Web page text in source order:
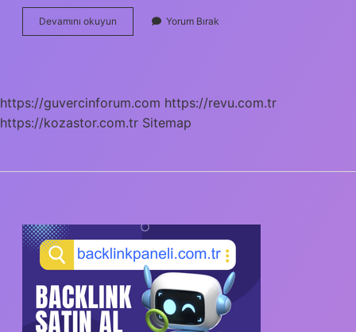
Devamını okuyun Malatyanın
Halk
Yorum Bırak
https://guvercinforum.com https://revu.com.tr
https://kozastor.com.tr Sitemap
SIDEBAR